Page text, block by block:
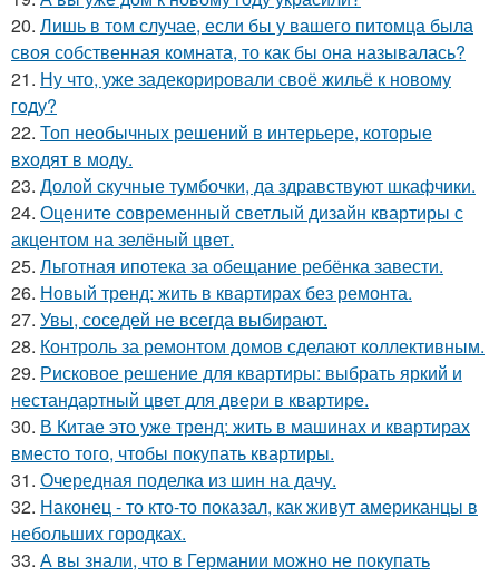
20. Лишь в том случае, если бы у вашего питомца была
своя собственная комната, то как бы она называлась?
21. Ну что, уже задекорировали своё жильё к новому
году?
22. Топ необычных решений в интерьере, которые
входят в моду.
23. Долой скучные тумбочки, да здравствуют шкафчики.
24. Оцените современный светлый дизайн квартиры с
акцентом на зелёный цвет.
25. Льготная ипотека за обещание ребёнка завести.
26. Новый тренд: жить в квартирах без ремонта.
27. Увы, соседей не всегда выбирают.
28. Контроль за ремонтом домов сделают коллективным.
29. Рисковое решение для квартиры: выбрать яркий и
нестандартный цвет для двери в квартире.
30. В Китае это уже тренд: жить в машинах и квартирах
вместо того, чтобы покупать квартиры.
31. Очередная поделка из шин на дачу.
32. Наконец - то кто-то показал, как живут американцы в
небольших городках.
33. А вы знали, что в Германии можно не покупать